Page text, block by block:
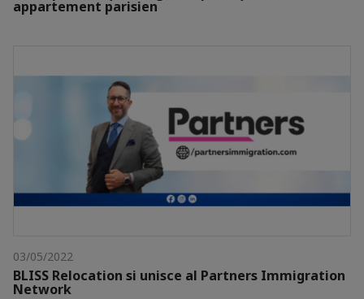
appartement parisien
03/05/2022
BLISS Relocation si unisce al Partners Immigration
Network